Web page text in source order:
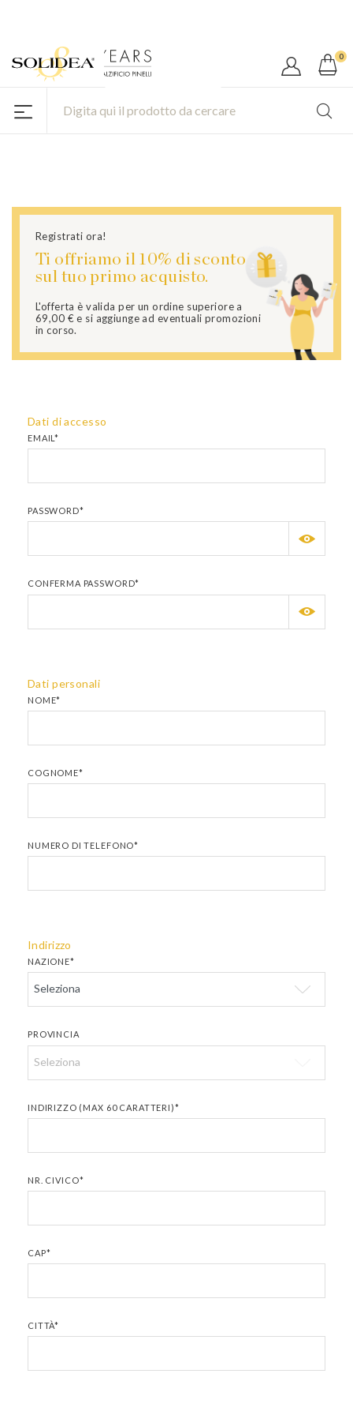
0
Registrazione utente privato
Solidea.
Registrati ora!
Ti offriamo il 10% di sconto
sul tuo primo acquisto.
L'offerta è validaper un ordine superiore a
69,00 € e si aggiunge ad eventuali promozioni
in corso.
Dati di accesso
EMAIL*
PASSWORD*
CONFERMA PASSWORD*
Dati personali
NOME*
COGNOME*
NUMERO DI TELEFONO*
Indirizzo
NAZIONE*
PROVINCIA
INDIRIZZO (MAX 60 CARATTERI)*
NR. CIVICO*
CAP*
CITTÀ*